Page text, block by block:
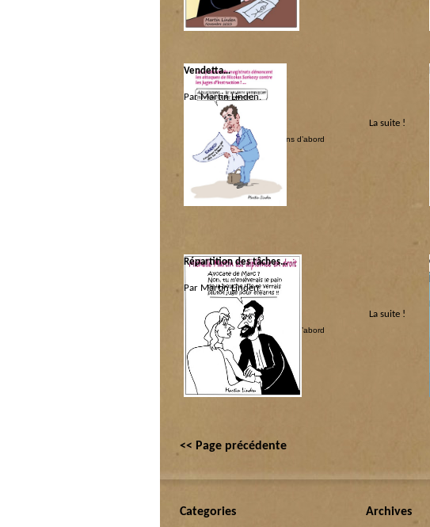
Vendetta…
Par Martin Linden.
Catégorie :
Justice couchée|Les coquins d’abord
La suite !
Répartition des tâches…
Par Martin Linden.
Catégorie :
Justice couchée|Les coquins d’abord
La suite !
<< Page précédente
Categories Archives